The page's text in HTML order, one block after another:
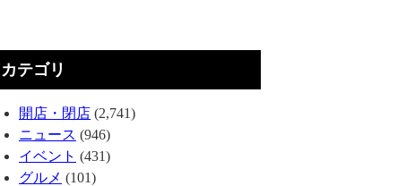
カテゴリ
開店・閉店 (2,741)
ニュース (946)
イベント (431)
グルメ (101)